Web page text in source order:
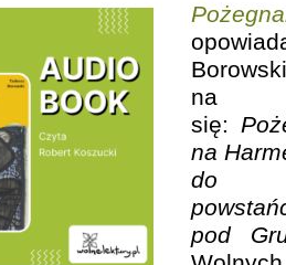
na
się:
na
do
pod